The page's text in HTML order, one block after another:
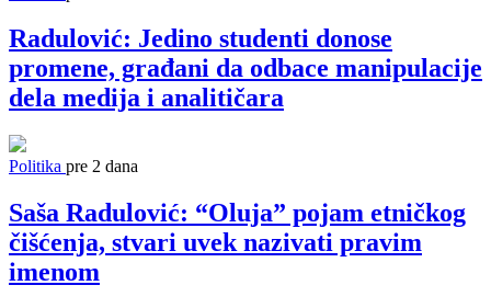
Radulović: Jedino studenti donose
promene, građani da odbace manipulacije
dela medija i analitičara
Politika pre 2 dana
Saša Radulović: “Oluja” pojam etničkog
čišćenja, stvari uvek nazivati pravim
imenom